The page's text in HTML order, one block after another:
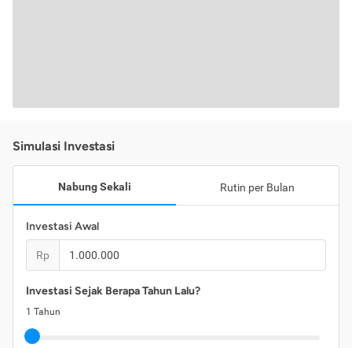
Simulasi Investasi
Nabung Sekali Rutin per Bulan
Investasi Awal
Rp
Investasi Sejak Berapa Tahun Lalu?
1 Tahun